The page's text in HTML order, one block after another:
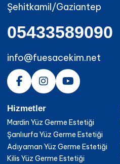
Şehitkamil/Gaziantep
05433589090
info@fuesacekim.net
Hizmetler
Mardin Yüz Germe Estetiği
Şanlıurfa Yüz Germe Estetiği
Adıyaman Yüz Germe Estetiği
Kilis Yüz Germe Estetiği